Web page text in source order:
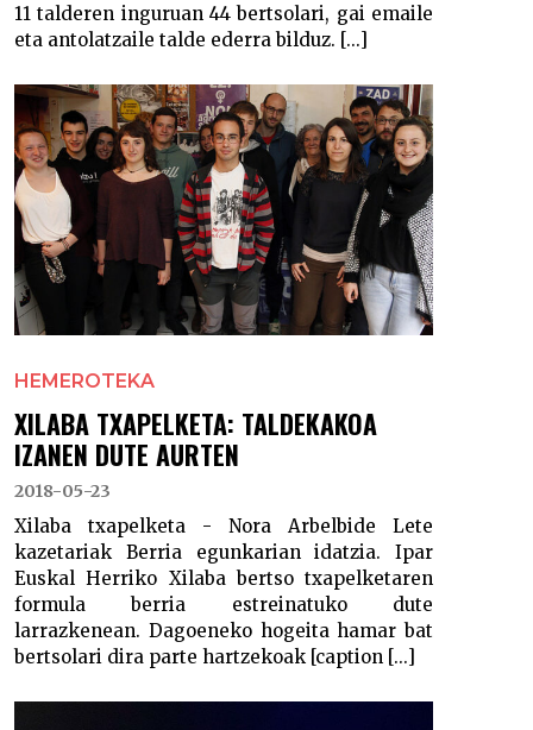
11 talderen inguruan 44 bertsolari, gai emaile
eta antolatzaile talde ederra bilduz. [...]
HEMEROTEKA
XILABA TXAPELKETA: TALDEKAKOA
IZANEN DUTE AURTEN
2018-05-23
Xilaba txapelketa - Nora Arbelbide Lete
kazetariak Berria egunkarian idatzia. Ipar
Euskal Herriko Xilaba bertso txapelketaren
formula berria estreinatuko dute
larrazkenean. Dagoeneko hogeita hamar bat
bertsolari dira parte hartzekoak [caption [...]